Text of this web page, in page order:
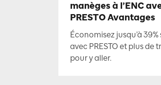
manèges à l’ENC
PRESTO Avantages
Économisez jusqu’à 39%
avec PRESTO et plus de
pour y aller.